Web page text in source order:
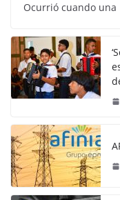
Ocurrió cuando una